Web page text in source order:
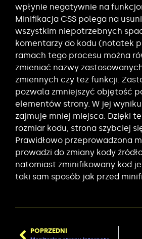
wpłynie negatywnie na
Minifikacja CSS polega na
wszystkim niepotrzebnych
komentarzy do kodu (notatek
ramach tego procesu można
zmieniać nazwy
zmiennych czy też funkcji.
pozwala zmniejszyć objętość
elementów strony. W jej
zajmuje mniej miejsca. Dzięki
rozmiar kodu, strona szybciej
Prawidłowo przeprowadzona
prowadzi do zmiany kody
natomiast zminifikowany kod
taki sam sposób jak przed
POPRZEDNI